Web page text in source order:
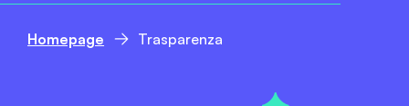
Homepage Trasparenza